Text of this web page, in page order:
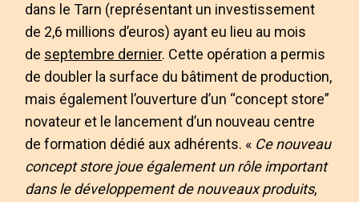
dans le Tarn (représentant un investissement
de 2,6 millions d’euros) ayant eu lieu au mois
de septembre dernier. Cette opération a permis
de doubler la surface du bâtiment de production,
mais également l’ouverture d’un “concept store”
novateur et le lancement d’un nouveau centre
de formation dédié aux adhérents. « Ce nouveau
concept store joue également un rôle important
dans le développement de nouveaux produits,